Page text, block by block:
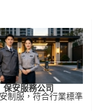
保安服務公司
制服，符合行業標準